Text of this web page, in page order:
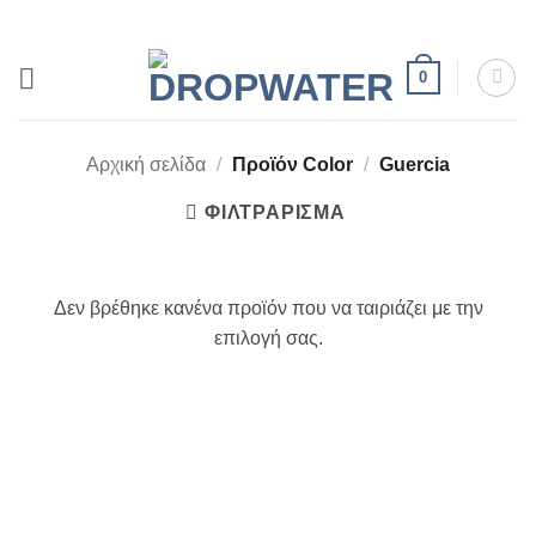
περιεχόμενο
0
Αρχική σελίδα / Προϊόν Color / Guercia
ΦΙΛΤΡΆΡΙΣΜΑ
Δεν βρέθηκε κανένα προϊόν που να ταιριάζει με την
επιλογή σας.